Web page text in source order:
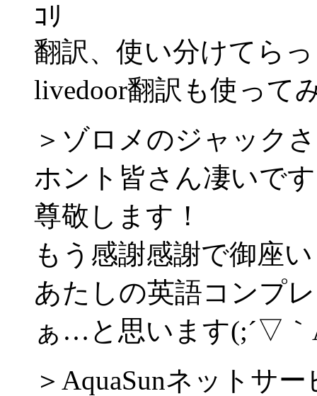
ｺﾘ
翻訳、使い分けてら
livedoor翻訳も使って
＞ゾロメのジャック
ホント皆さん凄いで
尊敬します！
もう感謝感謝で御座
あたしの英語コンプ
ぁ…と思います(;´▽｀
＞AquaSunネットサ